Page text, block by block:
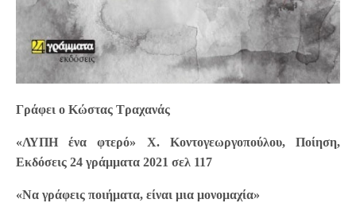
Γράφει ο Κώστας Τραχανάς
«ΛΥΠΗ ένα φτερό» Χ. Κοντογεωργοπούλου, Ποίηση,
Εκδόσεις 24 γράμματα 2021 σελ 117
«Να γράφεις ποιήματα, είναι μια μονομαχία»